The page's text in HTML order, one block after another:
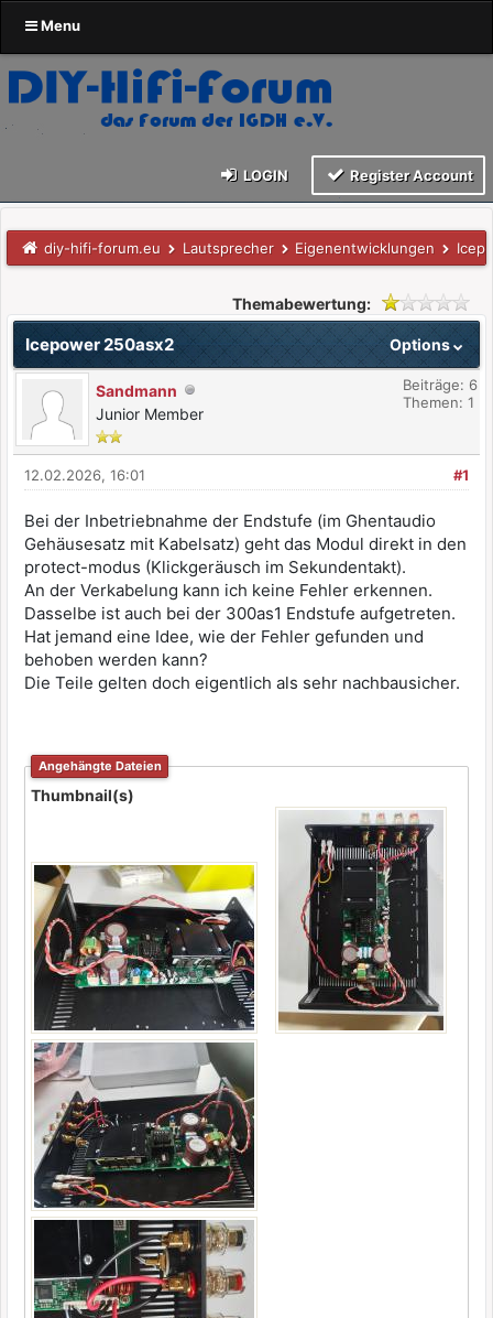
Menu
LOGIN Register Account
diy-hifi-forum.eu Lautsprecher Eigenentwicklungen
Themabewertung:
Options
Icepower 250asx2
Sandmann
Junior Member
Beiträge: 6
Themen: 1
#1
12.02.2026, 16:01
Bei der Inbetriebnahme der Endstufe (im Ghentaudio
Gehäusesatz mit Kabelsatz) geht das Modul direkt in den
protect-modus (Klickgeräusch im Sekundentakt).
An der Verkabelung kann ich keine Fehler erkennen.
Dasselbe ist auch bei der 300as1 Endstufe aufgetreten.
Hat jemand eine Idee, wie der Fehler gefunden und
behoben werden kann?
Die Teile gelten doch eigentlich als sehr nachbausicher.
Angehängte Dateien
Thumbnail(s)